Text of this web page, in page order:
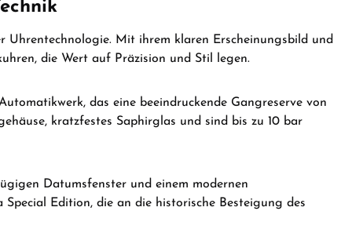
Uhrentechnologie. Mit ihrem klaren Erscheinungsbild und
die Wert auf Präzision und Stil legen.
das eine beeindruckende Gangreserve von
kratzfestes Saphirglas und sind bis zu 10 bar
Datumsfenster und einem modernen
Edition, die an die historische Besteigung des